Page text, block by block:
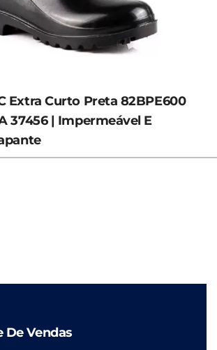
Extra Curto Preta 82BPE600
37456 | Impermeável E
De Vendas